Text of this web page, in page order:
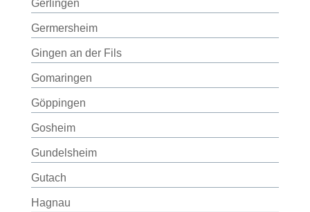
Gerlingen
Germersheim
Gingen an der Fils
Gomaringen
Göppingen
Gosheim
Gundelsheim
Gutach
Hagnau